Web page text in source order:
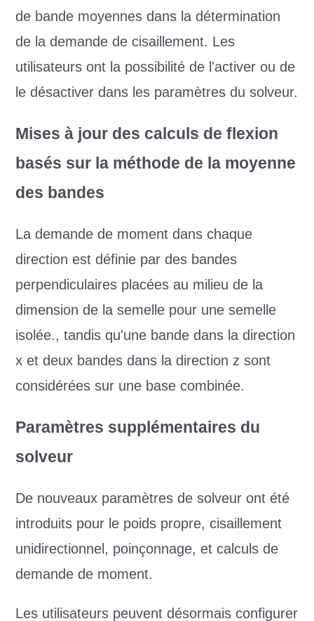
de bande moyennes dans la détermination
de la demande de cisaillement. Les
utilisateurs ont la possibilité de l'activer ou de
le désactiver dans les paramètres du solveur.
Mises à jour des calculs de flexion
basés sur la méthode de la moyenne
des bandes
La demande de moment dans chaque
direction est définie par des bandes
perpendiculaires placées au milieu de la
dimension de la semelle pour une semelle
isolée., tandis qu'une bande dans la direction
x et deux bandes dans la direction z sont
considérées sur une base combinée.
Paramètres supplémentaires du
solveur
De nouveaux paramètres de solveur ont été
introduits pour le poids propre, cisaillement
unidirectionnel, poinçonnage, et calculs de
demande de moment.
Les utilisateurs peuvent désormais configurer